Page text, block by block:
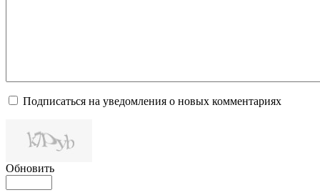
Подписаться на уведомления о новых комментариях
Обновить